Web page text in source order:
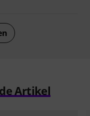
Artikel